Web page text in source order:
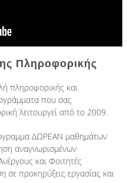
Εκπαιδευτική Ρομποτική
Καμάρα
Πληροφορικής
πληροφορικής και
που σας
λειτουργεί από το 2009.
ΔΩΡΕΑΝ μαθημάτων
αναγνωρισμένων
και Φοιτητές
σε προκηρύξεις εργασίας και